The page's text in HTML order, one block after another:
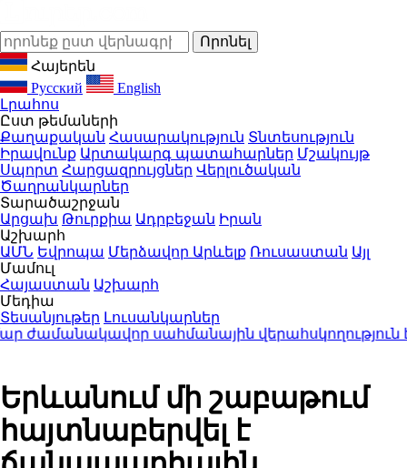
Հայերեն
Русский
English
Լրահոս
Ըստ թեմաների
Քաղաքական Հասարակություն Տնտեսություն
Իրավունք Արտակարգ պատահարներ Մշակույթ
Սպորտ Հարցազրույցներ Վերլուծական
Ծաղրանկարներ
Տարածաշրջան
Արցախ Թուրքիա Ադրբեջան Իրան
Աշխարհ
ԱՄՆ Եվրոպա Մերձավոր Արևելք Ռուսաստան Այլ
Մամուլ
Հայաստան Աշխարհ
Մեդիա
Տեսանյութեր Լուսանկարներ
սահմանային վերահսկողություն է
Երևանում մի շաբաթում
հայտնաբերվել է